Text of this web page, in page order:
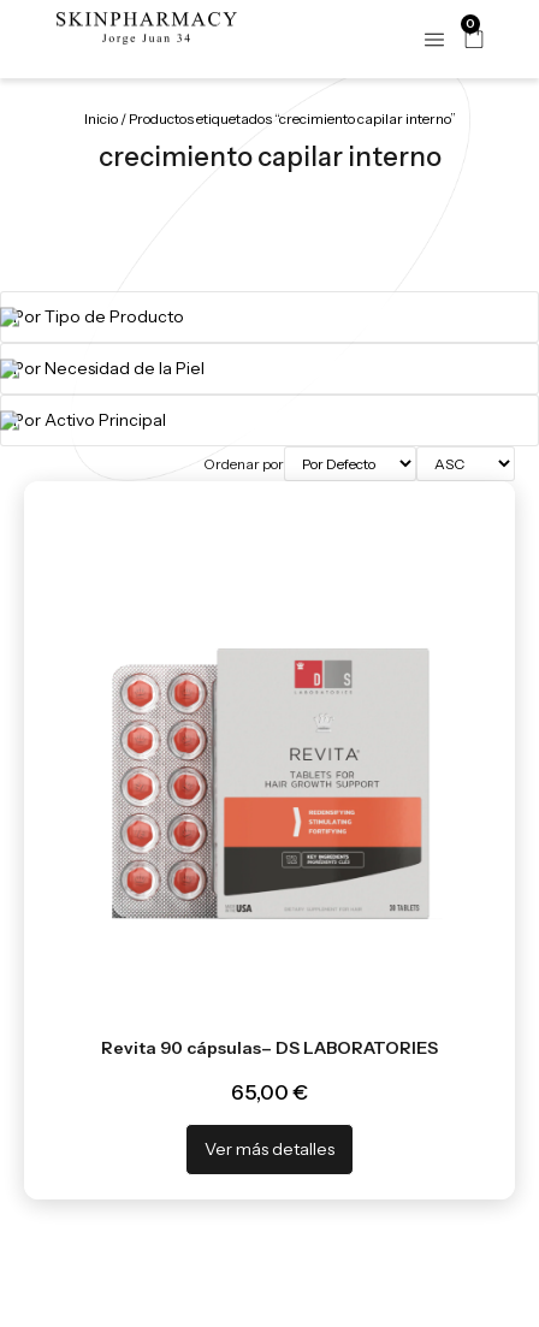
0
Inicio/ Productos etiquetados “crecimiento capilar interno”
crecimiento capilar interno
Ordenar por
Revita 90 cápsulas– DS LABORATORIES
65,00 €
Ver más detalles